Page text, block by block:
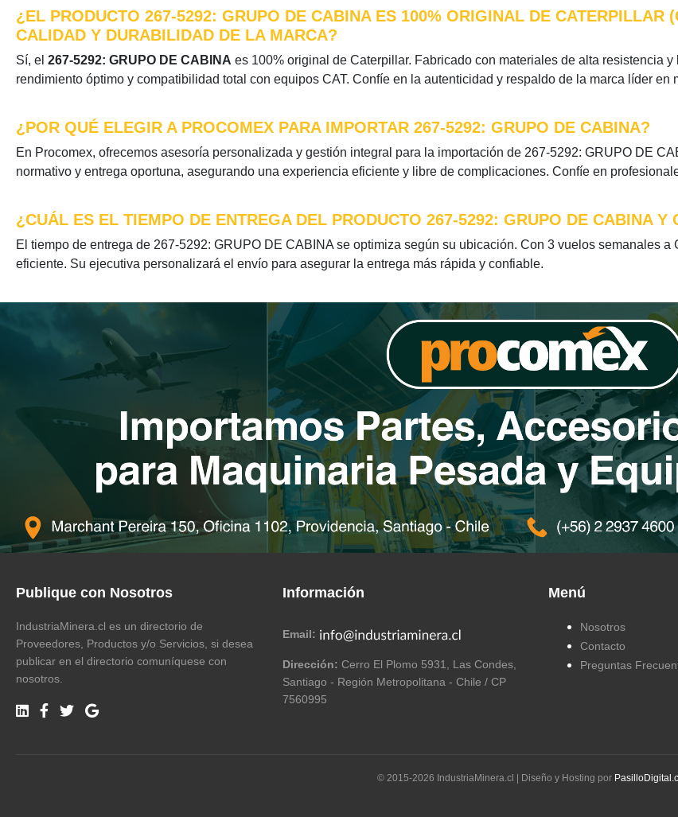
¿EL PRODUCTO 267-5292: GRUPO DE CABINA ES 100% ORIGINAL DE CATERPILLAR
CALIDAD Y DURABILIDAD DE LA MARCA?
Sí, el 267-5292: GRUPO DE CABINA es 100% original de Caterpillar. Fabricado con materiales de alta resistencia
rendimiento óptimo y compatibilidad total con equipos CAT. Confíe en la autenticidad y respaldo de la marca líder en
¿POR QUÉ ELEGIR A PROCOMEX PARA IMPORTAR 267-5292: GRUPO DE CABINA?
En Procomex, ofrecemos asesoría personalizada y gestión integral para la importación de 267-5292: GRUPO DE
normativo y entrega oportuna, asegurando una experiencia eficiente y libre de complicaciones. Confíe en
¿CUÁL ES EL TIEMPO DE ENTREGA DEL PRODUCTO 267-5292: GRUPO DE CABINA Y
El tiempo de entrega de 267-5292: GRUPO DE CABINA se optimiza según su ubicación. Con 3 vuelos semanales
eficiente. Su ejecutiva personalizará el envío para asegurar la entrega más rápida y confiable.
Publique con Nosotros
IndustriaMinera.cl es un directorio de
Proveedores, Productos y/o Servicios, si desea
publicar en el directorio comuníquese con
nosotros.
Información
Email:
Dirección: Cerro El Plomo 5931, Las Condes,
Santiago - Región Metropolitana - Chile / CP
7560995
Menú
Nosotros
Contacto
Preguntas
© 2015-2026 IndustriaMinera.cl | Diseño y Hosting por